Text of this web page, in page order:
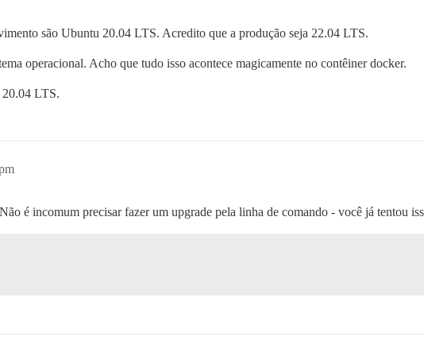
ruby/2.7.0/gems/bootsnap-1.15.0/lib/bootsnap/
são Ubuntu 20.04 LTS. Acredito que a produção seja 22.04 LTS.
operacional. Acho que tudo isso acontece magicamente no contêiner docker.
20.04 LTS.
é incomum precisar fazer um upgrade pela linha de comando - você já tentou